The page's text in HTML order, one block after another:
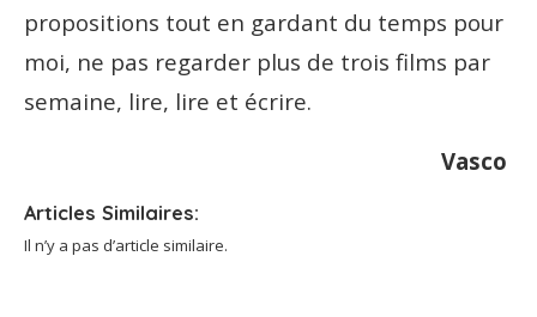
propositions tout en gardant du temps pour
moi, ne pas regarder plus de trois films par
semaine, lire, lire et écrire.
Vasco
Articles Similaires:
Il n’y a pas d’article similaire.